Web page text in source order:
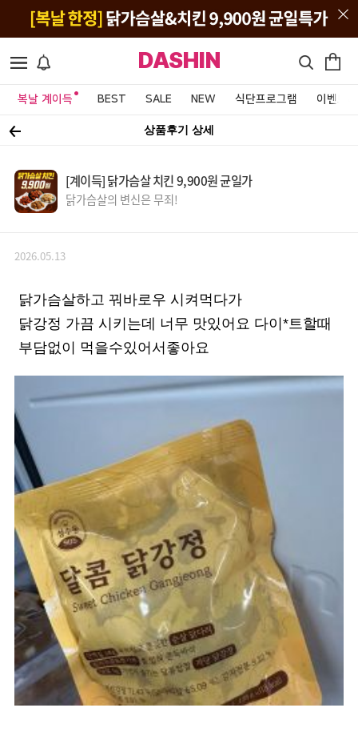
DASHIN
복날 계이득 BEST SALE NEW 식단프로그램 이벤트&
상품후기 상세
[계이득] 닭가슴살 치킨 9,900원 균일가
닭가슴살의 변신은 무죄!
2026.05.13
닭가슴살하고 꿔바로우 시켜먹다가
닭강정 가끔 시키는데 너무 맛있어요 다이*트할때
부담없이 먹을수있어서좋아요